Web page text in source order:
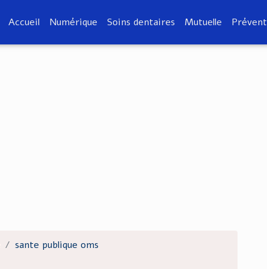
Accueil Numérique Soins dentaires Mutuelle
sante publique oms